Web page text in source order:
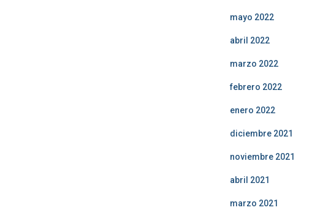
mayo 2022
abril 2022
marzo 2022
febrero 2022
enero 2022
diciembre 2021
noviembre 2021
abril 2021
marzo 2021